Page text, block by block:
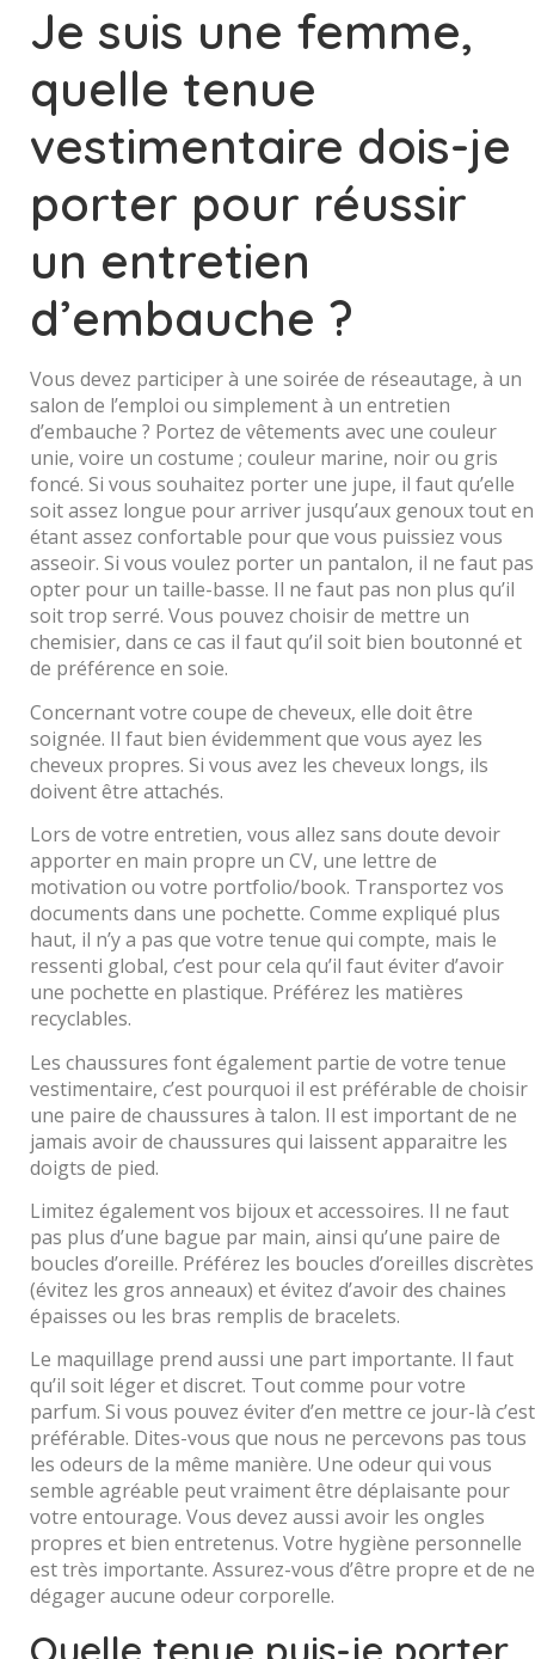
Je suis une femme,
quelle tenue
vestimentaire dois-je
porter pour réussir
un entretien
d’embauche ?
Vous devez participer à une soirée de réseautage, à un
salon de l’emploi ou simplement à un entretien
d’embauche ? Portez de vêtements avec une couleur
unie, voire un costume ; couleur marine, noir ou gris
foncé. Si vous souhaitez porter une jupe, il faut qu’elle
soit assez longue pour arriver jusqu’aux genoux tout en
étant assez confortable pour que vous puissiez vous
asseoir. Si vous voulez porter un pantalon, il ne faut pas
opter pour un taille-basse. Il ne faut pas non plus qu’il
soit trop serré. Vous pouvez choisir de mettre un
chemisier, dans ce cas il faut qu’il soit bien boutonné et
de préférence en soie.
Concernant votre coupe de cheveux, elle doit être
soignée. Il faut bien évidemment que vous ayez les
cheveux propres. Si vous avez les cheveux longs, ils
doivent être attachés.
Lors de votre entretien, vous allez sans doute devoir
apporter en main propre un CV, une lettre de
motivation ou votre portfolio/book. Transportez vos
documents dans une pochette. Comme expliqué plus
haut, il n’y a pas que votre tenue qui compte, mais le
ressenti global, c’est pour cela qu’il faut éviter d’avoir
une pochette en plastique. Préférez les matières
recyclables.
Les chaussures font également partie de votre tenue
vestimentaire, c’est pourquoi il est préférable de choisir
une paire de chaussures à talon. Il est important de ne
jamais avoir de chaussures qui laissent apparaitre les
doigts de pied.
Limitez également vos bijoux et accessoires. Il ne faut
pas plus d’une bague par main, ainsi qu’une paire de
boucles d’oreille. Préférez les boucles d’oreilles discrètes
(évitez les gros anneaux) et évitez d’avoir des chaines
épaisses ou les bras remplis de bracelets.
Le maquillage prend aussi une part importante. Il faut
qu’il soit léger et discret. Tout comme pour votre
parfum. Si vous pouvez éviter d’en mettre ce jour-là c’est
préférable. Dites-vous que nous ne percevons pas tous
les odeurs de la même manière. Une odeur qui vous
semble agréable peut vraiment être déplaisante pour
votre entourage. Vous devez aussi avoir les ongles
propres et bien entretenus. Votre hygiène personnelle
est très importante. Assurez-vous d’être propre et de ne
dégager aucune odeur corporelle.
Quelle tenue puis-je porter